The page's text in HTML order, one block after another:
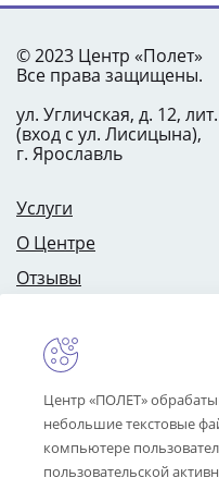
© 2023 Центр «Полет»
Все права защищены.
ул. Угличская, д. 12,
(вход с ул. Лисицына),
г. Ярославль
Услуги
О Центре
Отзывы
Специалисты
info@centrpolet.ru
Центр «ПОЛЕТ»
небольшие текстовые
компьютере
пользовательской